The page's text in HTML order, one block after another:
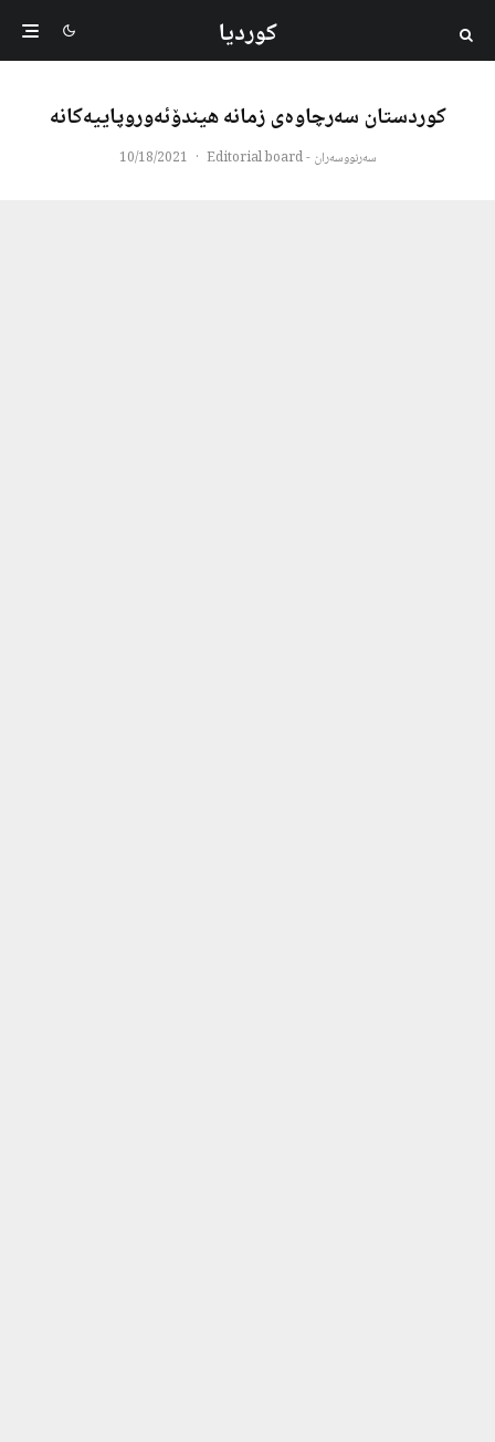
کوردیا
كوردستان سەرچاوەی زمانە هیندۆئەوروپاییەكانە
سەرنووسەران - Editorial board ·
10/18/2021